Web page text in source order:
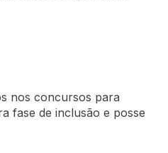
nos concursos para
fase de inclusão e posse